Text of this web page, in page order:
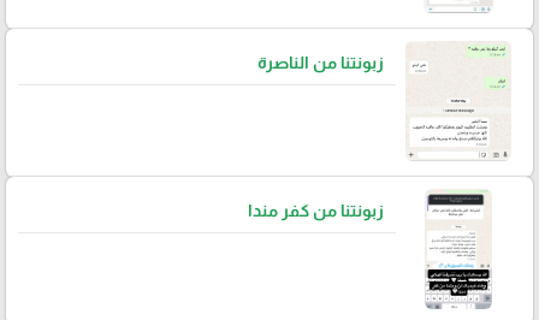
زبونتنا من الناصرة
زبونتنا من كفر مندا